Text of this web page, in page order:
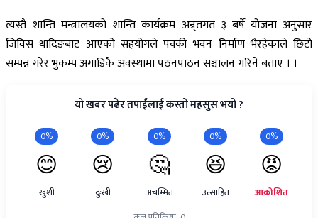
त्यस्तै शान्ति मन्त्रालयको शान्ति कार्यक्रम अन्र्तगत ३ बर्षे योजना अनुसार
जिविस धादिङबाट आएको सहयोगले पक्की भवन निर्माण भैरहेकाले छिटो
सम्पन्न गरेर भुकम्प अगाडिकै अवस्थामा पठनपाठन सञ्चालन गरिने बताए । ।
यो खबर पढेर तपाईंलाई कस्तो महसुस भयो ?
0%
😊
खुशी
0%
😢
दुःखी
0%
🤔
अचम्मित
0%
😆
उत्साहित
0%
😡
आक्रोशित